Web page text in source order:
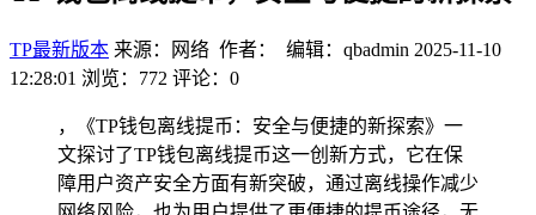
TP最新版本 来源：网络 作者： 编辑：qbadmin 2025-11-10
12:28:01 浏览：772 评论：0
，《TP钱包离线提币：安全与便捷的新探索》一
文探讨了TP钱包离线提币这一创新方式，它在保
障用户资产安全方面有新突破，通过离线操作减少